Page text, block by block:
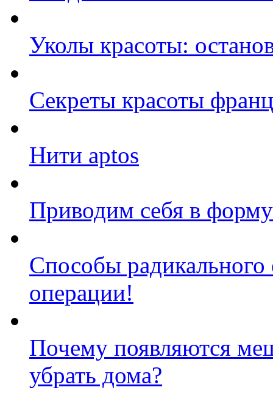
Уколы красоты:
Секреты красоты
Нити aptos
Приводим себя в
Способы
операции!
Почему появляются
убрать дома?